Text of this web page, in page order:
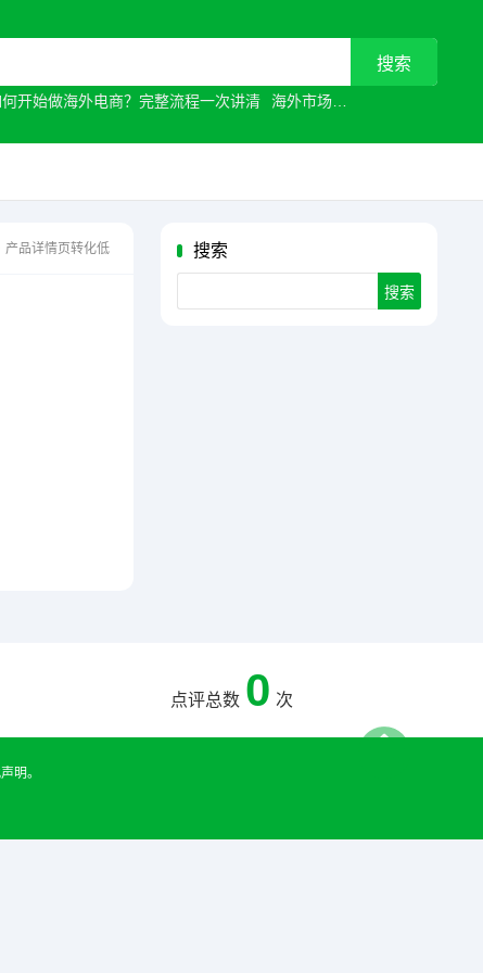
开始做海外电商？完整流程一次讲清 海外市场
搜索
产品详情页转化低
点评总数 0 次
明。